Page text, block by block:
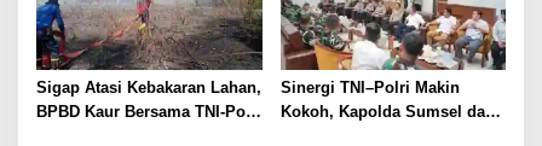
Sigap Atasi Kebakaran Lahan,
BPBD Kaur Bersama TNI-Polri
Sinergi TNI–Polri Makin
Kokoh, Kapolda Sumsel dan